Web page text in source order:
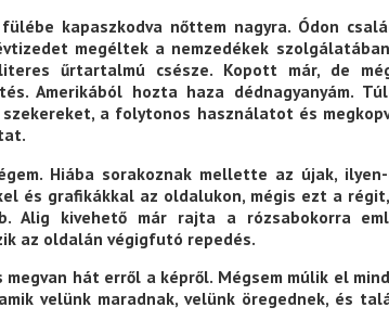
kapaszkodva nőttem nagyra. Ódon
megéltek a nemzedékek
űrtartalmú csésze. Kopott már, de
Amerikából hozta haza dédnagyanyám.
a folytonos használatot és
Hiába sorakoznak mellette az újak,
és grafikákkal az oldalukon, mégis ezt a
Alig kivehető már rajta a rózsabokorra
az oldalán végigfutó repedés.
megvan hát erről a képről. Mégsem múlik el
velünk maradnak, velünk öregednek, és